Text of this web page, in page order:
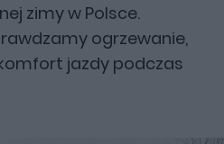
zimy w Polsce.
ogrzewanie,
jazdy podczas